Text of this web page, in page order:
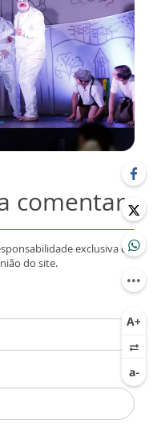
comentar
exclusiva de
do site.